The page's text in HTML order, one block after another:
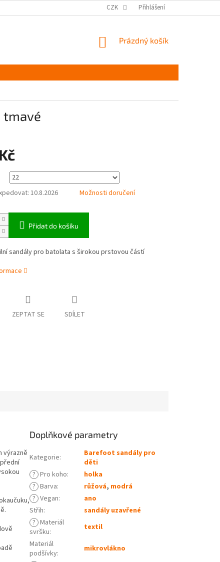
JAK PEČOVAT O OBUV
CZK Přihlášení
NÁKUPNÍ
Prázdný košík
tmavé
10.8.2026 Možnosti doručení
Přidat do košíku
sandály pro batolata s širokou prstovou částí
ZEPTAT SE SDÍLET
výrazně
Doplňkové parametry
Kategorie:
Barefoot sandály pro
děti
? Pro koho:
holka
? Barva: růžová, modrá
? Vegan:
ano
Střih:
sandály uzavřené
? Materiál
svršku:
textil
Materiál
podšívky:
mikrovlákno